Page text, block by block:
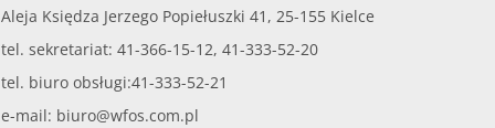
Aleja Księdza Jerzego Popiełuszki 41, 25-155 Kielce
tel. sekretariat: 41-366-15-12, 41-333-52-20
tel. biuro obsługi:41-333-52-21
e-mail: biuro@wfos.com.pl